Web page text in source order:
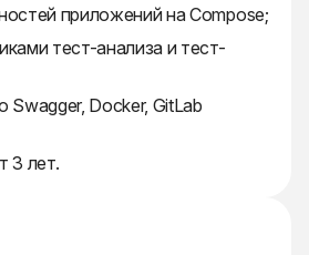
приложений на Compose;
тест-анализа и тест-
Docker, GitLab
3 лет.